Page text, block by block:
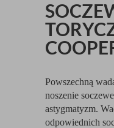
Powszechną
noszenie
astygmatyzm.
odpowiednich